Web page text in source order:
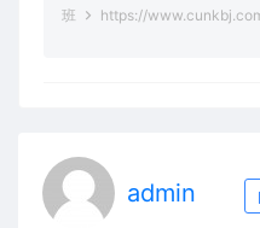
班
https://
admin